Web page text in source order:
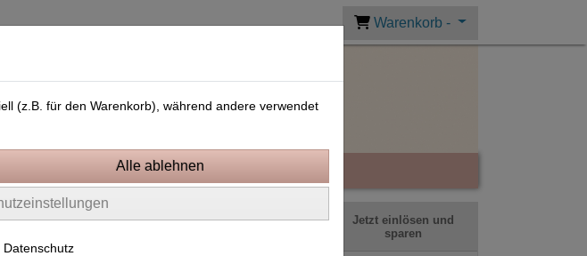
Warenkorb -
Jetzt einlösen und
sparen
(z.B. für den Warenkorb), während andere verwendet
Datenschutz